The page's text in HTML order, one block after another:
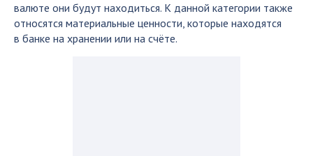
валюте они будут находиться. К данной категории также
относятся материальные ценности, которые находятся
в банке на хранении или на счёте.